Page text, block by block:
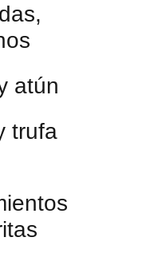
atún
trufa